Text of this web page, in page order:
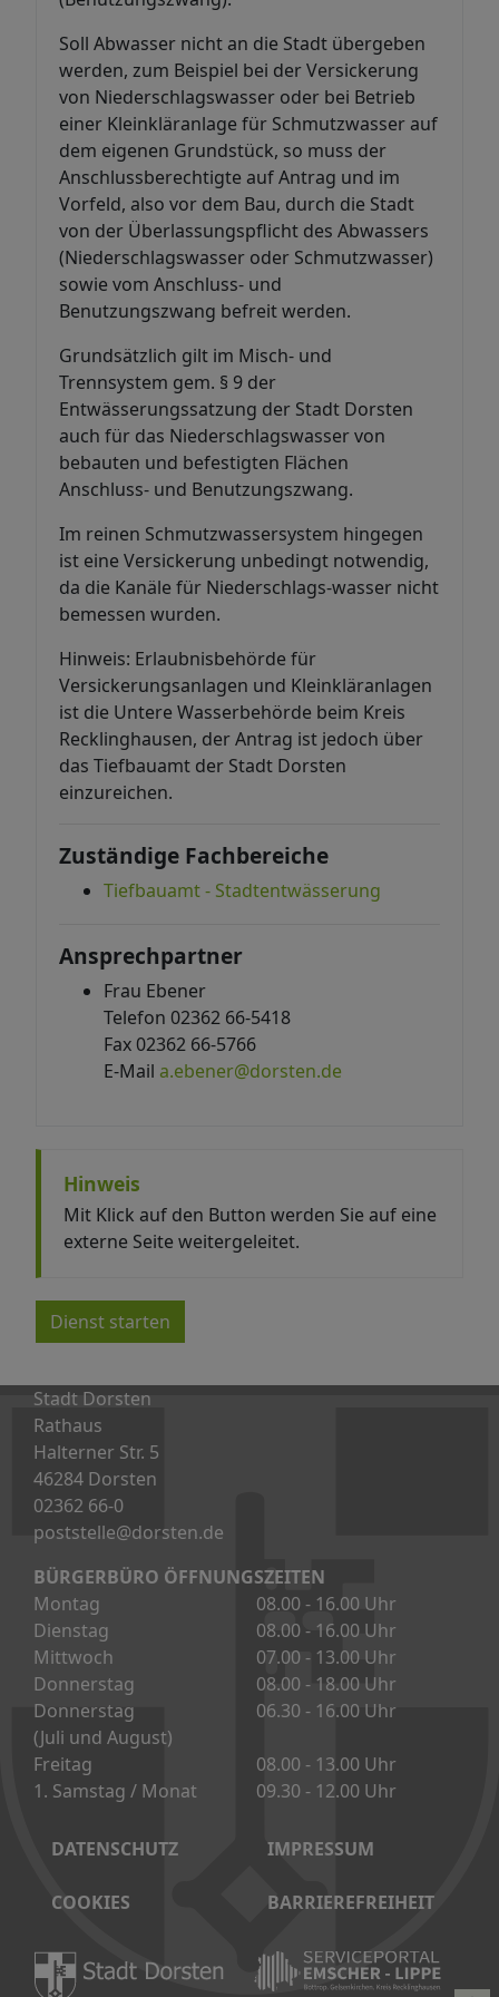
Soll Abwasser nicht an die Stadt übergeben
werden, zum Beispiel bei der Versickerung
von Niederschlagswasser oder bei Betrieb
einer Kleinkläranlage für Schmutzwasser auf
dem eigenen Grundstück, so muss der
Anschlussberechtigte auf Antrag und im
Vorfeld, also vor dem Bau, durch die Stadt
von der Überlassungspflicht des Abwassers
(Niederschlagswasser oder Schmutzwasser)
sowie vom Anschluss- und
Benutzungszwang befreit werden.
Grundsätzlich gilt im Misch- und
Trennsystem gem. § 9 der
Entwässerungssatzung der Stadt Dorsten
auch für das Niederschlagswasser von
bebauten und befestigten Flächen
Anschluss- und Benutzungszwang.
Im reinen Schmutzwassersystem hingegen
ist eine Versickerung unbedingt notwendig,
da die Kanäle für Niederschlags-wasser nicht
bemessen wurden.
Hinweis: Erlaubnisbehörde für
Versickerungsanlagen und Kleinkläranlagen
ist die Untere Wasserbehörde beim Kreis
Recklinghausen, der Antrag ist jedoch über
das Tiefbauamt der Stadt Dorsten
einzureichen.
Zuständige Fachbereiche
Tiefbauamt - Stadtentwässerung
Ansprechpartner
Frau Ebener
Telefon 02362 66-5418
Fax 02362 66-5766
E-Mail a.ebener@dorsten.de
Hinweis
Mit Klick auf den Button werden Sie auf eine
externe Seite weitergeleitet.
Dienst starten
IMPRESSUM
DATENSCHUTZ
BARRIEREFREIHEIT
COOKIES